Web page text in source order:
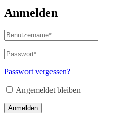
Anmelden
Benutzername
oder
E-
Mail-
Adresse*
Passwort*
Erforderlich
Passwort vergessen?
Angemeldet bleiben
Anmelden